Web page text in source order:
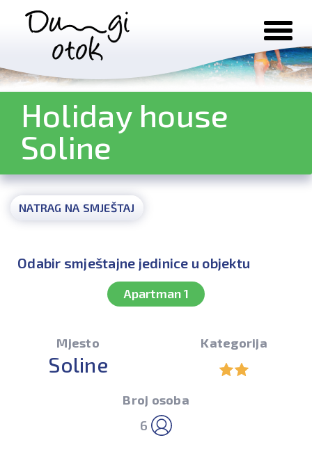
Preskoči na sadržaj
Holiday house
Soline
NATRAG NA SMJEŠTAJ
Odabir smještajne jedinice u objektu
Apartman 1
Mjesto
Soline
Kategorija
Broj osoba
6